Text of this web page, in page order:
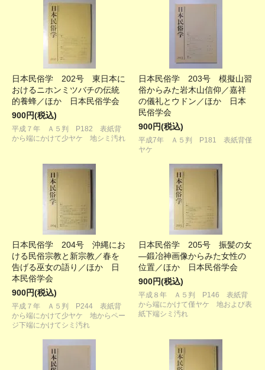
日本民俗学 202号 東日本に
おけるニホンミツバチの伝統
的養蜂／ほか 日本民俗学会
900円(税込)
平成７年 Ａ５判 P182 表紙背
から端にかけて少ヤケ 地シミ汚れ
日本民俗学 203号 模擬山習
俗からみた岩木山信仰／嘉祥
の儀礼とウドン／ほか 日本
民俗学会
900円(税込)
平成7年 Ａ５判 P181 表紙背僅
ヤケ
日本民俗学 204号 沖縄にお
ける民俗宗教と新宗教／春を
告げる巫女の語り／ほか 日
本民俗学会
900円(税込)
平成７年 Ａ５判 P244 表紙背
から端にかけて少ヤケ 地からペー
ジ下端にかけてシミ汚れ
日本民俗学 205号 振髪の女
―鍛冶神画像からみた女性の
位置／ほか 日本民俗学会
900円(税込)
平成８年 Ａ５判 P146 表紙背
から端にかけて僅ヤケ 地および表
紙下端シミ汚れ